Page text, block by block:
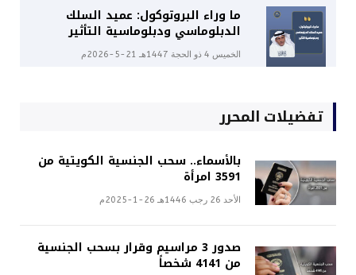
ما وراء البروتوكول: عميد السلك
الدبلوماسي ودبلوماسية التأثير
الخميس 4 ذو الحجة 1447هـ 21-5-2026م
تفضيلات المحرر
بالأسماء.. سحب الجنسية الكويتية من
3591 امرأة
الأحد 26 رجب 1446هـ 26-1-2025م
صدور 3 مراسيم وقرار بسحب الجنسية
من 4141 شخصاً